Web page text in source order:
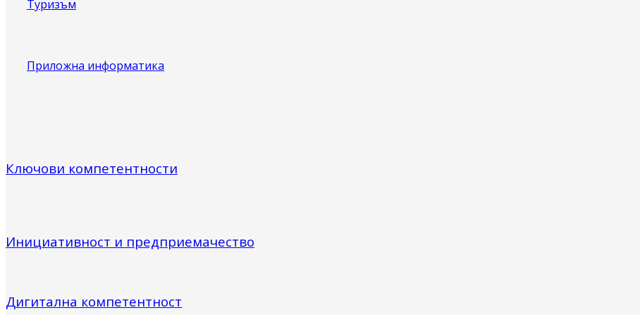
Туризъм
Приложна информатика
Ключови компетентности
Инициативност и предприемачество
Дигитална компетентност